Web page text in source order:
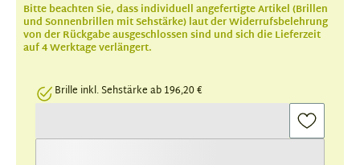
Bitte beachten Sie, dass individuell angefertigte Artikel (Brillen
und Sonnenbrillen mit Sehstärke) laut der Widerrufsbelehrung
von der Rückgabe ausgeschlossen sind und sich die Lieferzeit
auf 4 Werktage verlängert.
Brille inkl. Sehstärke ab 196,20 €